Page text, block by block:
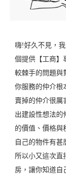
嗨!好久不見，
個提供【工商】
較棘手的問題與
你服務的仲介根
賣掉的仲介很厲
出建設性想法的
的價值、價格與
自己的物件有甚
所以小又這次直
房，讓你知道自